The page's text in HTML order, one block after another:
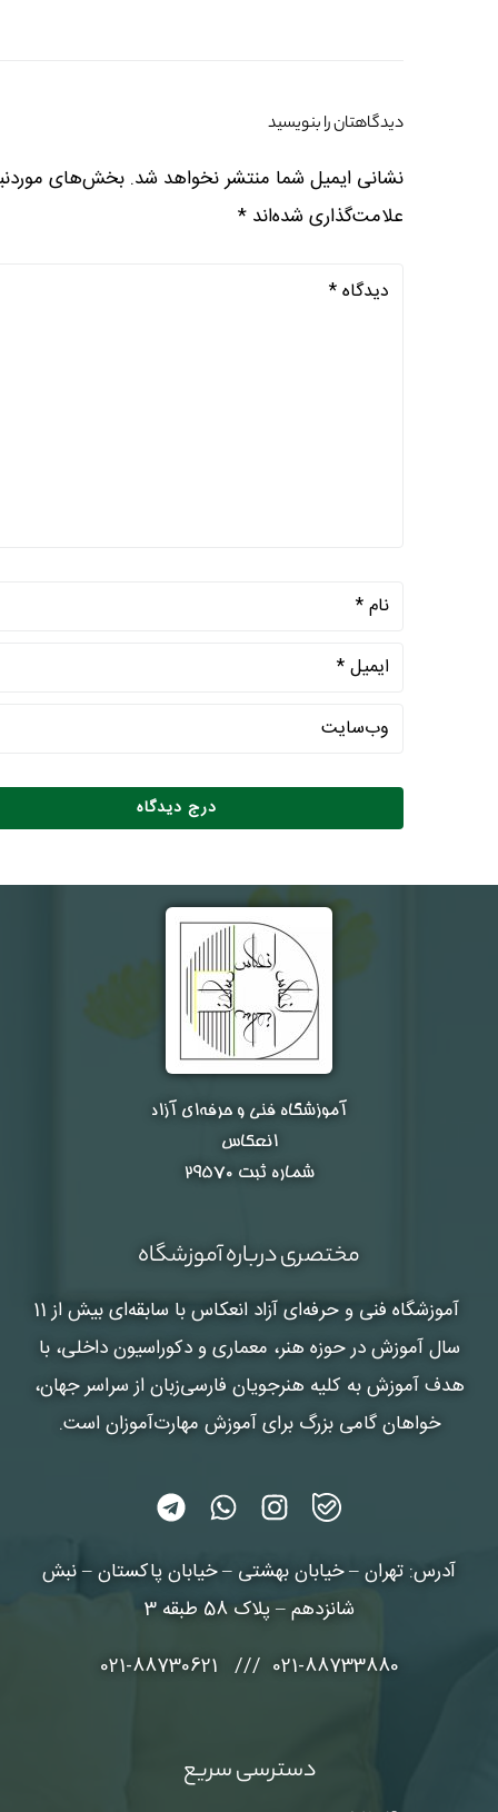
دیدگاهتان را بنویسید
نشانی ایمیل شما منتشر نخواهد شد. بخش‌های
علامت‌گذاری شده‌اند *
آموزشگاه فنی و حرفه‌ای آزاد
انعکاس
شماره ثبت ۲۹۵۷۰
مختصری درباره آموزشگاه
آموزشگاه فنی و حرفه‌ای آزاد انعکاس
با سابقه‌ای بیش از 11
سال آموزش در حوزه هنر، معماری و دکوراسیون داخلی، با
هدف آموزش به کلیه هنرجویان فارسی‌زبان از سراسر جهان،
خواهان گامی بزرگ برای آموزش مهارت‌آموزان است.
آدرس: تهران – خیابان بهشتی – خیابان پاکستان – نبش
شانزدهم – پلاک 58 طبقه 3
021-88733880 /// 021-88730621
دسترسی سریع